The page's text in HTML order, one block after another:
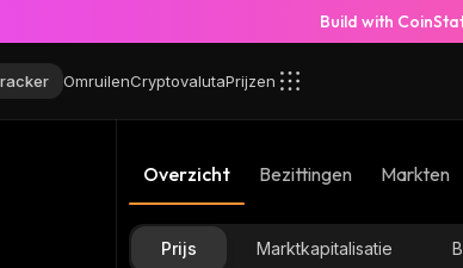
Build with
OmruilenCryptovalutaPrijzen
Overzicht Bezittingen Markten
Prijs Marktkapitalisatie